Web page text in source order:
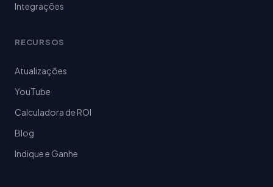
Integrações
RECURSOS
Atualizações
YouTube
Calculadora de ROI
Blog
Indique e Ganhe